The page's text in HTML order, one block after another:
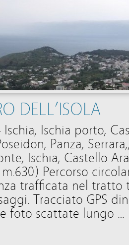
DELL’ISOLA
Ischia porto,
Panza,
Ischia, Castello
Percorso
trafficata nel tratto
Tracciato GPS
foto scattate lungo …